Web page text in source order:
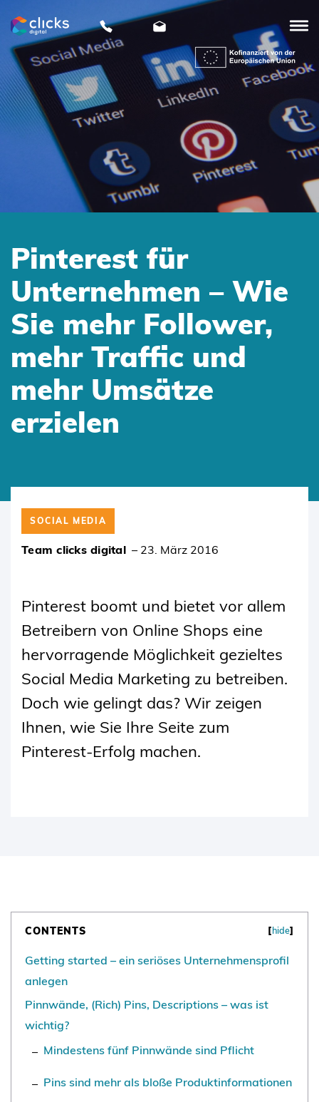
clicks
digital
Pinterest für
Unternehmen – Wie
Sie mehr Follower,
mehr Traffic und
mehr Umsätze
erzielen
SOCIAL MEDIA
Team clicks digital –23. März 2016
Pinterest boomt und bietet vor allem
Betreibern von Online Shops eine
hervorragende Möglichkeit gezieltes
Social Media Marketing zu betreiben.
Doch wie gelingt das? Wir zeigen
Ihnen, wie Sie Ihre Seite zum
Pinterest-Erfolg machen.
CONTENTS [hide]
Getting started – ein seriöses Unternehmensprofil
anlegen
Pinnwände, (Rich) Pins, Descriptions – was ist
wichtig?
Mindestens fünf Pinnwände sind Pflicht
Pins sind mehr als bloße Produktinformationen